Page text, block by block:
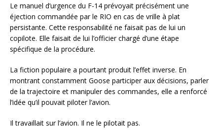
Le manuel d’urgence du F-14 prévoyait précisément une
éjection commandée par le RIO en cas de vrille à plat
persistante. Cette responsabilité ne faisait pas de lui un
copilote. Elle faisait de lui l’officier chargé d’une étape
spécifique de la procédure.
La fiction populaire a pourtant produit l’effet inverse. En
montrant constamment Goose participer aux décisions, parler
de la trajectoire et manipuler des commandes, elle a renforcé
l’idée qu’il pouvait piloter l’avion.
Il travaillait sur l’avion. Il ne le pilotait pas.